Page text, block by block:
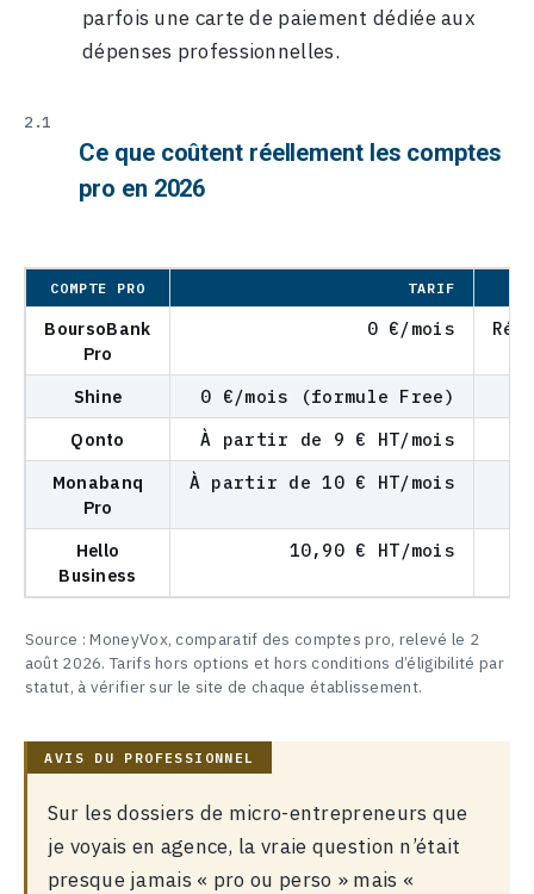
parfois une carte de paiement dédiée aux
dépenses professionnelles.
Ce que coûtent réellement les comptes
pro en 2026
COMPTE PRO TARIF
BoursoBank
Pro
0 €/mois
Shine
0 €/mois (formule Free)
Qonto
À partir de 9 € HT/mois
Monabanq
Pro
À partir de 10 € HT/mois
Hello
Business
10,90 € HT/mois
Source : MoneyVox, comparatif des comptes pro, relevé le 2
août 2026. Tarifs hors options et hors conditions d’éligibilité par
statut, à vérifier sur le site de chaque établissement.
Sur les dossiers de micro-entrepreneurs que
je voyais en agence, la vraie question n’était
presque jamais « pro ou perso » mais «